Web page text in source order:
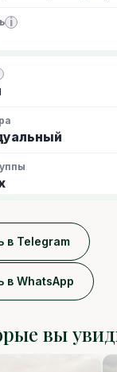
i
в Telegram
в WhatsApp
вы